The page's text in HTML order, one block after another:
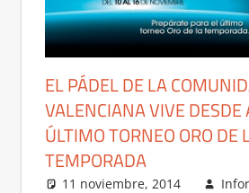
EL PÁDEL DE LA
VALENCIANA VIVE DESDE
ÚLTIMO TORNEO ORO DE
TEMPORADA
11 noviembre, 2014